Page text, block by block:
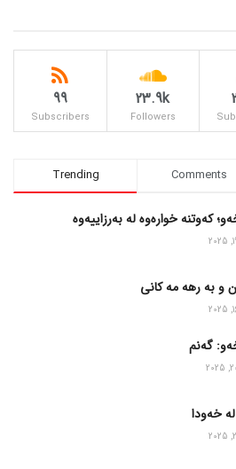
23.9k
Followers
99
Subscribers
Trending Comments
کەوتنە خوارەوە لە بەرزاییەوە
و به رهه مه کانی
گەنم
خەودا